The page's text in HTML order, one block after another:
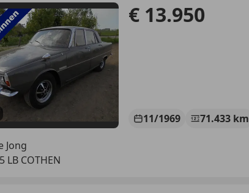
€ 13.950
11/1969 71.433 km
Jong
LB COTHEN